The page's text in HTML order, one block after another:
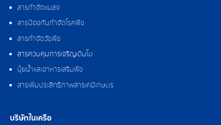
สารกำจัดแมลง
สารป้องกันกำจัดโรคพืช
สารกำจัดวัชพืช
สารควบคุมการเจริญเติบโต
ปุ๋ยน้ำและอาหารเสริมพืช
สารเพิ่มประสิทธิภาพสารเคมีเกษตร
บริษัทในเครือ